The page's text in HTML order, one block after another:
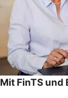
Mit FinTS und